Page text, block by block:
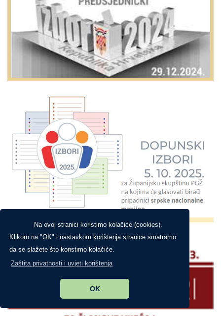
Na ovoj stranici koristimo kolačiće (cookies).
Klikom na "OK" i nastavkom korištenja stranice smatramo
da se slažete što koristimo kolačiće.
Zaštita privatnosti i uvjeti korištenja
OK